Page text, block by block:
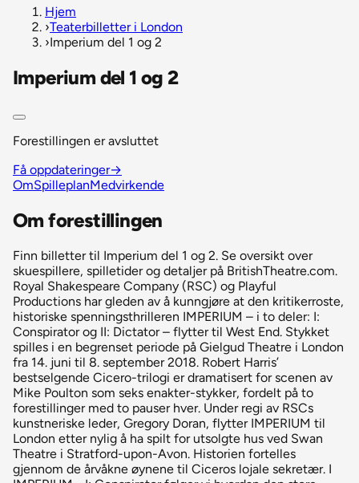
Hjem
›Teaterbilletter i London
›Imperium del 1 og 2
Imperium del 1 og 2
Forestillingen er avsluttet
Få oppdateringer→
OmSpilleplanMedvirkende
Om forestillingen
Finn billetter til Imperium del 1 og 2. Se oversikt over
skuespillere, spilletider og detaljer på BritishTheatre.com.
Royal Shakespeare Company (RSC) og Playful
Productions har gleden av å kunngjøre at den kritikerroste,
historiske spenningsthrilleren IMPERIUM – i to deler: I:
Conspirator og II: Dictator – flytter til West End. Stykket
spilles i en begrenset periode på Gielgud Theatre i London
fra 14. juni til 8. september 2018. Robert Harris’
bestselgende Cicero-trilogi er dramatisert for scenen av
Mike Poulton som seks enakter-stykker, fordelt på to
forestillinger med to pauser hver. Under regi av RSCs
kunstneriske leder, Gregory Doran, flytter IMPERIUM til
London etter nylig å ha spilt for utsolgte hus ved Swan
Theatre i Stratford-upon-Avon. Historien fortelles
gjennom de årvåkne øynene til Ciceros lojale sekretær. I